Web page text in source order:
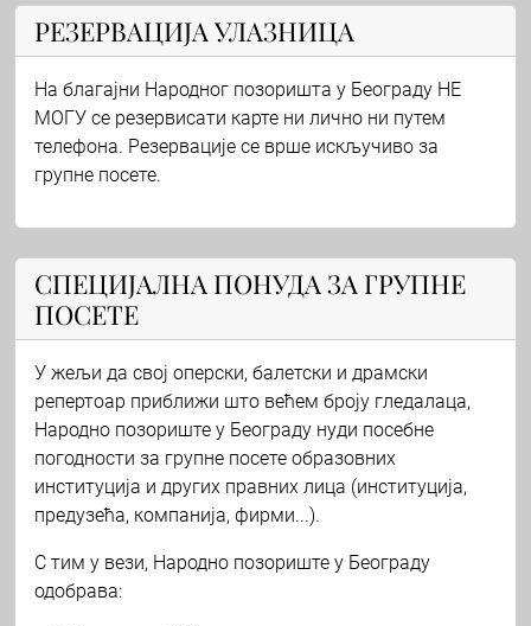
РЕЗЕРВАЦИЈА УЛАЗНИЦА
На благајни Народног позоришта у Београду НЕ
МОГУ се резервисати карте ни лично ни путем
телефона. Резервације се врше искључиво за
групне посете.
СПЕЦИЈАЛНА ПОНУДА ЗА ГРУПНЕ
ПОСЕТЕ
У жељи да свој оперски, балетски и драмски
репертоар приближи што већем броју гледалаца,
Народно позориште у Београду нуди посебне
погодности за групне посете образовних
институција и других правних лица (институција,
предузећа, компанија, фирми...).
С тим у вези, Народно позориште у Београду
одобрава: